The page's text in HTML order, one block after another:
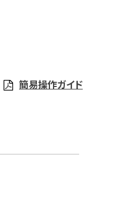
簡易操作ガイド